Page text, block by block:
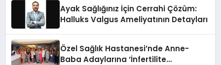
Ayak Sağlığınız İçin Cerrahi Çözüm:
Halluks Valgus Ameliyatının Detayları
Özel Sağlık Hastanesi’nde Anne-
Baba Adaylarına ‘İnfertilite